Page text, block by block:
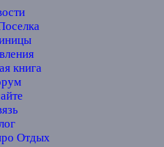
книга
Отдых